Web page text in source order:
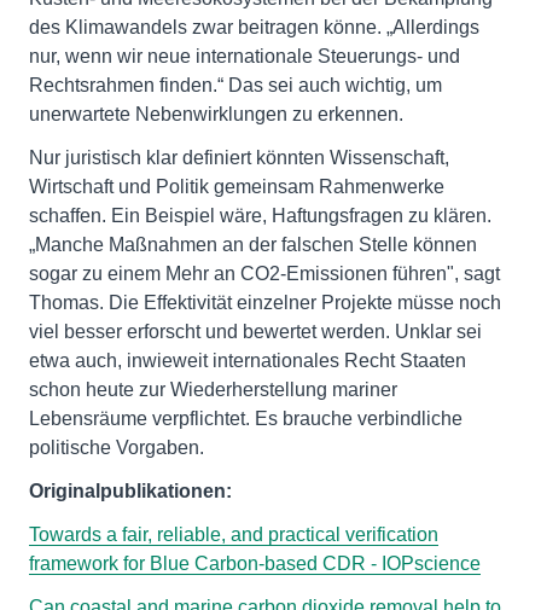
des Klimawandels zwar beitragen könne. „Allerdings
nur, wenn wir neue internationale Steuerungs- und
Rechtsrahmen finden.“ Das sei auch wichtig, um
unerwartete Nebenwirklungen zu erkennen.
Nur juristisch klar definiert könnten Wissenschaft,
Wirtschaft und Politik gemeinsam Rahmenwerke
schaffen. Ein Beispiel wäre, Haftungsfragen zu klären.
„Manche Maßnahmen an der falschen Stelle können
sogar zu einem Mehr an CO2-Emissionen führen", sagt
Thomas. Die Effektivität einzelner Projekte müsse noch
viel besser erforscht und bewertet werden. Unklar sei
etwa auch, inwieweit internationales Recht Staaten
schon heute zur Wiederherstellung mariner
Lebensräume verpflichtet. Es brauche verbindliche
politische Vorgaben.
Originalpublikationen:
Towards a fair, reliable, and practical verification
framework for Blue Carbon-based CDR - IOPscience